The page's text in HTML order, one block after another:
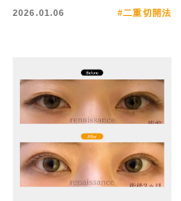
2026.01.06 #二重切開法